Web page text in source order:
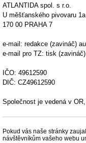
ATLANTIDA spol. s r.o.
U měšťanského pivovaru 1a
170 00 PRAHA 7
e-mail: redakce (zavináč)
e-mail pro TZ: tisk
IČO: 49612590
DIČ: CZ49612590
Společnost je vedená v
Pokud vás naše stránky
návštěvníkům vašeho webu